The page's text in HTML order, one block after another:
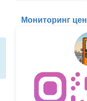
Мониторинг